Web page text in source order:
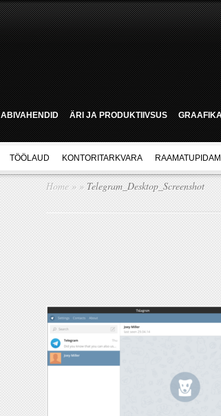
ABIVAHENDID ÄRI JA PRODUKTIIVSUS
TÖÖLAUD KONTORITARKVARA
Home » » Telegram_Desktop_Screenshot